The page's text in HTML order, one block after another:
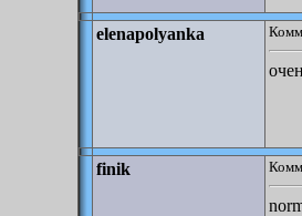
elenapolyanka
finik